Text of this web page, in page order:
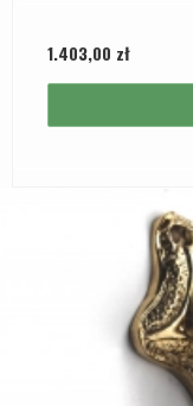
1.403,00 zł